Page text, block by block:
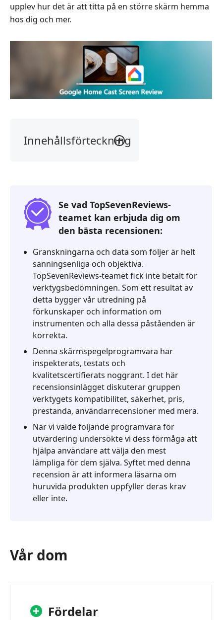
upplev hur det är att titta på en större skärm hemma
hos dig och mer.
Innehållsförteckning
Google
Home
Cast
Google
Home
Cast
Screen
Review
Vanliga
frågor
om
Google
Home
Cast
Screen
Alternativ
-
Aiseesoft
Phone
Mirror
Se vad TopSevenReviews-
teamet kan erbjuda dig om
den bästa recensionen:
Granskningarna och data som följer är helt
sanningsenliga och objektiva.
TopSevenReviews-teamet fick inte betalt för
verktygsbedömningen. Som ett resultat av
detta bygger vår utredning på
förkunskaper och information om
instrumenten och alla dessa påståenden är
korrekta.
Denna skärmspegelprogramvara har
inspekterats, testats och
kvalitetscertifierats noggrant. I det här
recensionsinlägget diskuterar gruppen
verktygets kompatibilitet, säkerhet, pris,
prestanda, användarrecensioner med mera.
När vi valde följande programvara för
utvärdering undersökte vi dess förmåga att
hjälpa användare att välja den mest
lämpliga för dem själva. Syftet med denna
recension är att informera läsarna om
huruvida produkten uppfyller deras krav
eller inte.
Vår dom
Fördelar